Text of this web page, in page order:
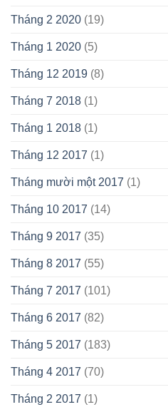
Tháng 2 2020 (19)
Tháng 1 2020 (5)
Tháng 12 2019 (8)
Tháng 7 2018 (1)
Tháng 1 2018 (1)
Tháng 12 2017 (1)
Tháng mười một 2017 (1)
Tháng 10 2017 (14)
Tháng 9 2017 (35)
Tháng 8 2017 (55)
Tháng 7 2017 (101)
Tháng 6 2017 (82)
Tháng 5 2017 (183)
Tháng 4 2017 (70)
Tháng 2 2017 (1)